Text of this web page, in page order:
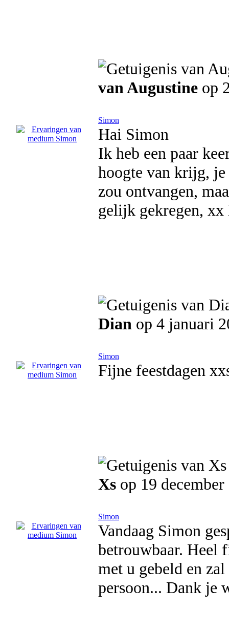
van Augustine op
Simon
Hai Simon
Ik heb een paar
hoogte van krijg,
zou ontvangen,
gelijk gekregen, xx
Dian op 4 januari
Simon
Fijne feestdagen
Xs op 19
Simon
Vandaag Simon
betrouwbaar. Heel
met u gebeld en
persoon... Dank je